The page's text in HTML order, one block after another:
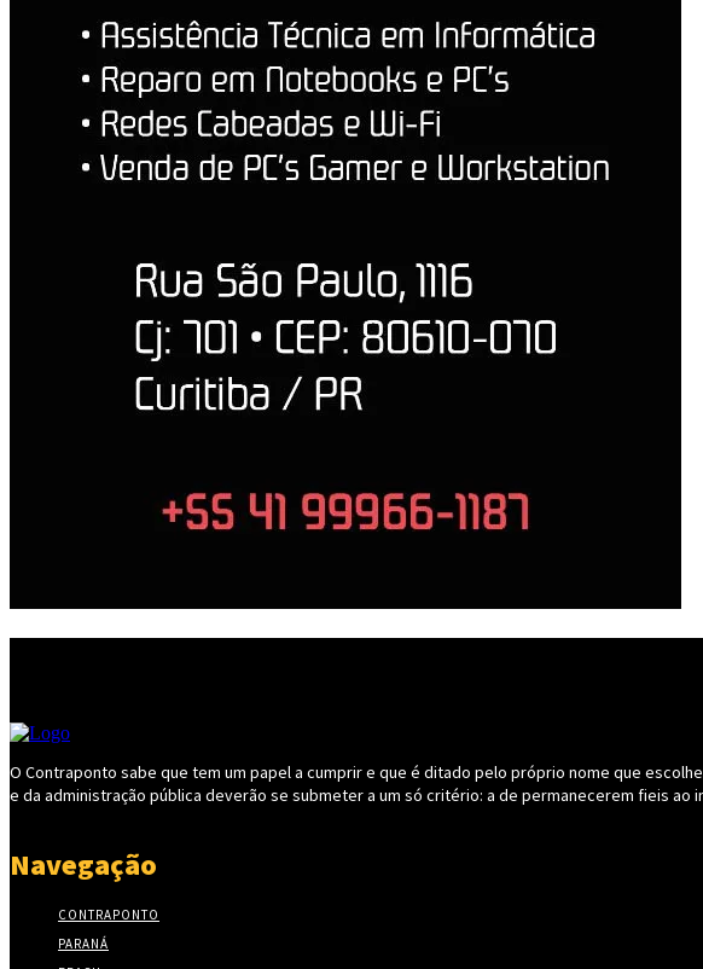
O Contraponto sabe que tem um papel a cumprir e que é ditado pelo próprio nome que
e da administração pública deverão se submeter a um só critério: a de permanecerem fieis
Navegação
CONTRAPONTO
PARANÁ